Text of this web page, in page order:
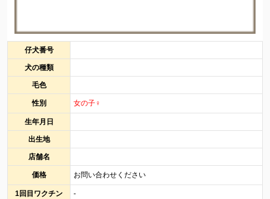
仔犬番号
犬の種類
毛色
性別 女の子♀
生年月日
出生地
店舗名
価格 お問い合わせください
1回目ワクチン -